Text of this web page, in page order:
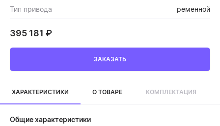
Тип привода ременной
395 181 ₽
ЗАКАЗАТЬ
ХАРАКТЕРИСТИКИ О ТОВАРЕ КОМПЛЕКТАЦИЯ
Общие характеристики